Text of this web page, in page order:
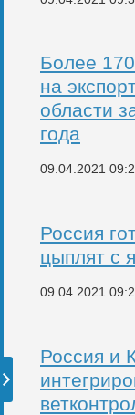
Более
на
области
года
09.04.2021
Россия
цыплят с
09.04.2021
Россия и